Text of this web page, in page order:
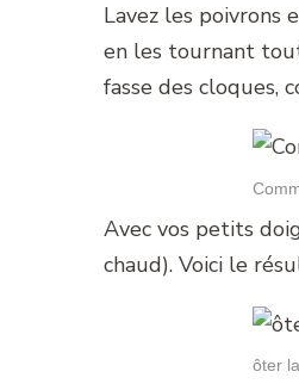
Lavez les
en les tournant
fasse des cloques,
Avec vos petits
chaud). Voici le
ôter